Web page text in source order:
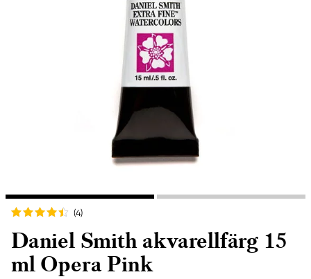
(4)
Daniel Smith akvarellfärg 15
ml Opera Pink